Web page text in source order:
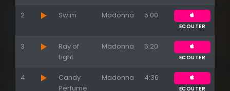
2 Swim Madonna 5:00
ECOUTER
3
Ray of
Light
Madonna 5:20
ECOUTER
4
Candy
Perfume
Madonna 4:36
ECOUTER